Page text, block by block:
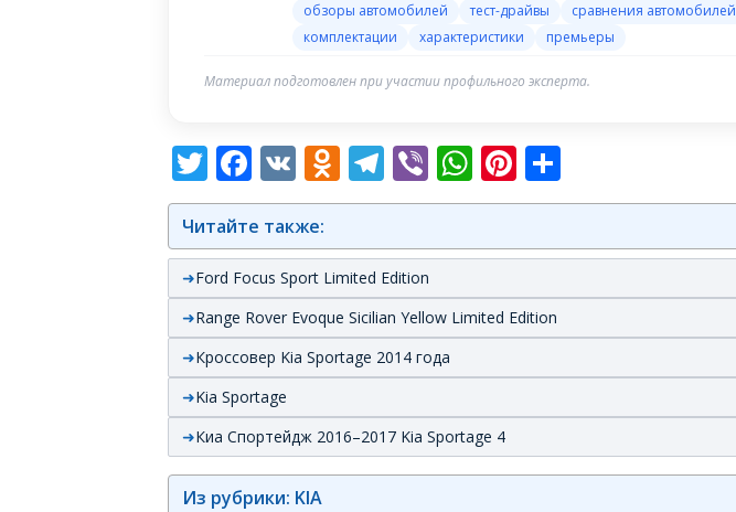
обзоры автомобилей тест-драйвы сравнения автомобилей
комплектации
характеристики премьеры
Материал подготовлен при участии профильного эксперта.
Twitter
Facebook
VK Odnoklassniki
Telegram
ViberWhatsApp
Pinterest
Читайте также:
Ford Focus Sport Limited Edition
Range Rover Evoque Sicilian Yellow Limited Edition
Кроссовер Kia Sportage 2014 года
Kia Sportage
Киа Спортейдж 2016–2017 Kia Sportage 4
Из рубрики: KIA